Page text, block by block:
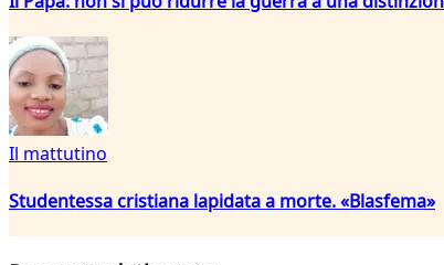
Il mattutino
Studentessa cristiana lapidata a morte. «Blasfema»